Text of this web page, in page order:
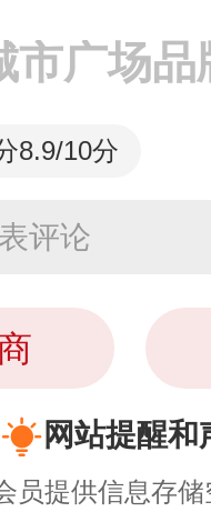
齐集近50个国际
市广场品
8.9/10分
评论
网站提醒和
员提供信息存